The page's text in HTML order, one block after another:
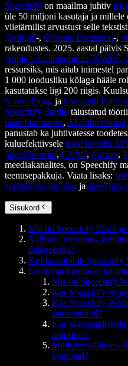
Speechify on maailma juhtiv
üle 50 miljoni kasutaja ja millele
viietärnilist arvustust selle
Android-, Chrome Extension-,
rakendustes. 2025. aastal pälvis
Apple’i disainiauhinna WWDC-l
ressursiks, mis aitab inimestel
1 000 loodusliku kõlaga hääle
kasutatakse ligi 200 riigis.
Snoop Dogg ja Gwyneth
Speechify Studio täiustatud
häälekloonimist, AI-dubleerimist
panustab ka juhtivatesse
kuluefektiivsele tekst kõneks
Street Journal, CNBC, Forbes,
meediakanalites, on Speechify
teenusepakkuja. Vaata lisaks:
speechify.com/blog ja
Sisukord
Mis on Speechify Work ja
Milliseid turundus- ja
delegeerida?
Kuidas sobitub
Korduma kippuvad
Mis on Speechify
Kas Speechify
Kas Speechify
sisuloendeid?
Kas saan
raporteid?
Millistest allikatest
koguvad?